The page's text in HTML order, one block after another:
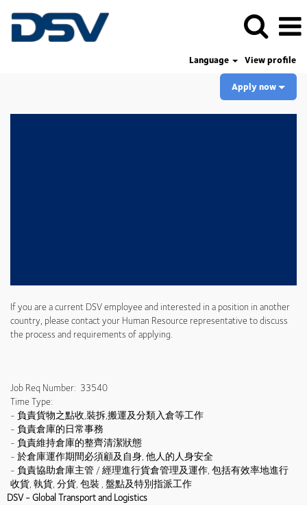
Language
View profile
Apply now
If you are a current DSV employee and interested in a position in another
country, please contact your Human Resource representative to discuss
the process and requirements of applying.
Job Req Number: 33540
Time Type:
- 負責貨物之點收,裝拆,搬運及分類入倉等工作
- 負責倉庫的日常事務
- 負責維持倉庫的整齊清潔狀態
- 於倉庫運作期間必須顧及自身, 他人的人身安全
- 負責協助倉庫主管 / 經理進行貨倉管理及運作, 包括有效率地進行
收貨, 執貨, 分貨, 包裝 , 盤點及特別指派工作
DSV - Global Transport and Logistics